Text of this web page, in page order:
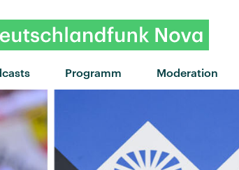
Programm Moderation
"C’est La Vie" von Dagny ·